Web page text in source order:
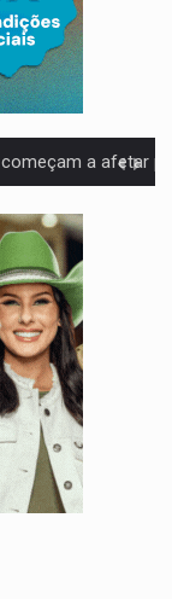
não será mais suficiente para
possível base secreta no satélite
destrói carro que era rebocado para oficina
moto na frente do bar
lança chamada para fortalecer
urânio, mas produz pouco e
da Coca-Cola é
AI-5 se tornam pesquisadores